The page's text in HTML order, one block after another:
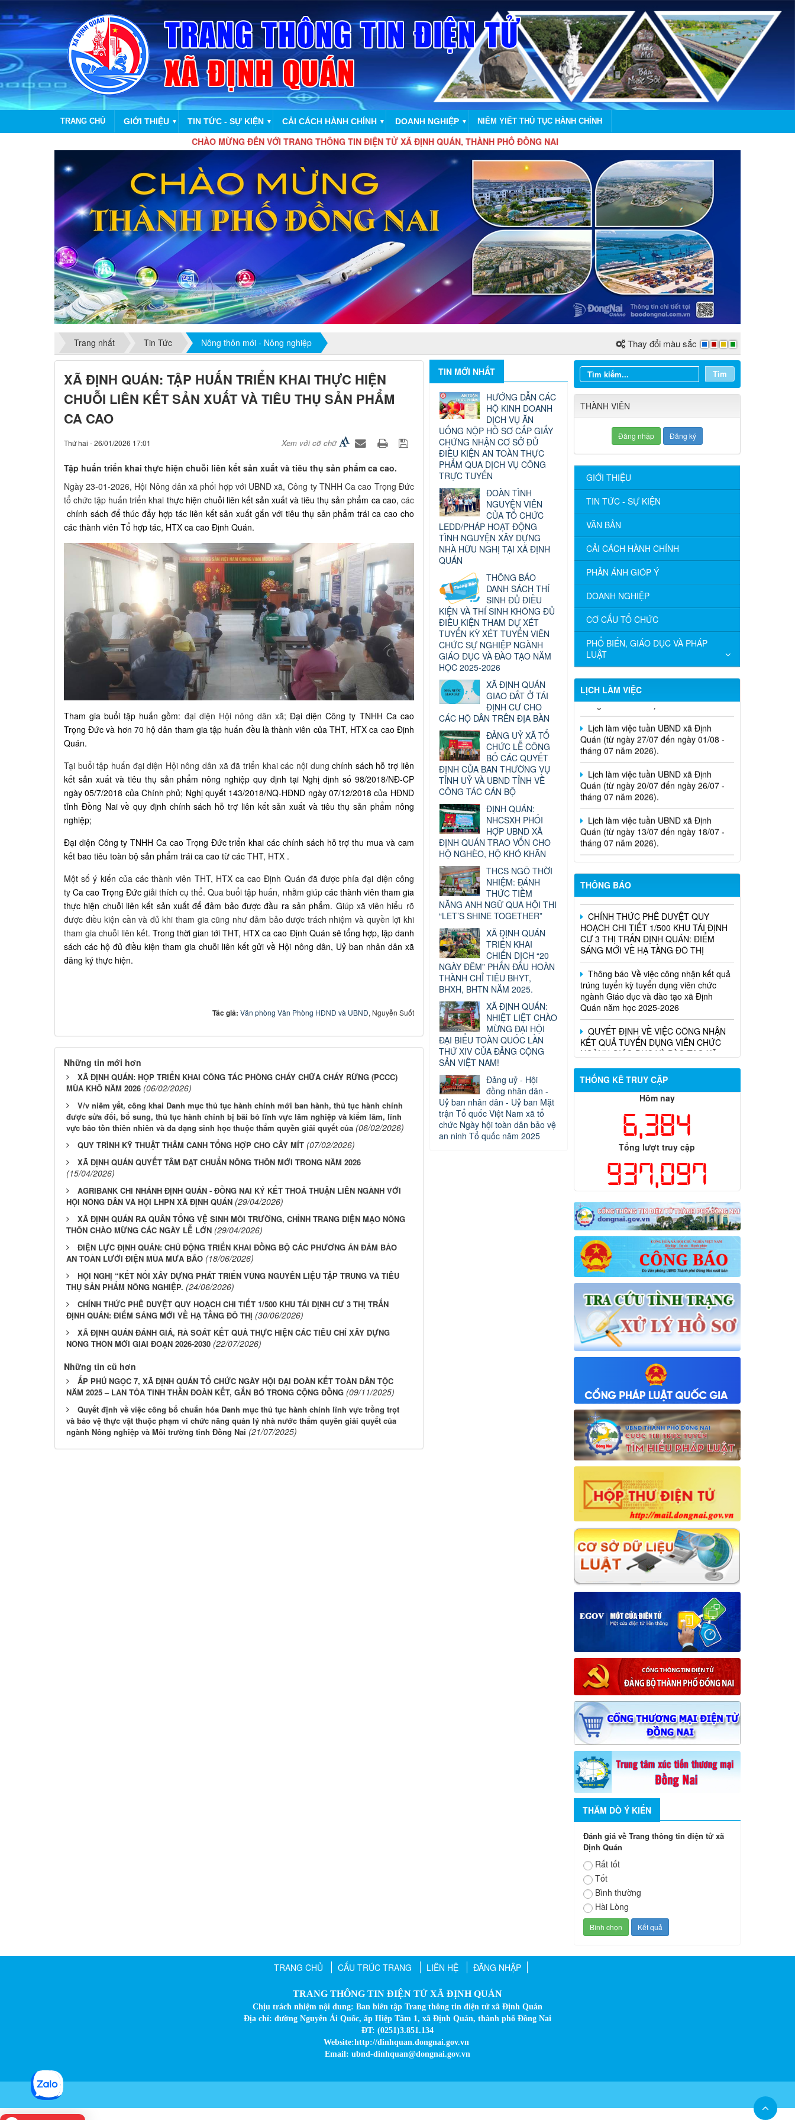
TRANG CHỦ GIỚI THIỆU ▼ TIN TỨC - SỰ KIỆN ▼ CẢI CÁCH HÀNH CHÍNH ▼ DOANH NGHIỆP ▼ NIÊM YIẾT THỦ TỤC HÀNH CHÍNH
CHÀO MỪNG ĐẾN VỚI TRANG THÔNG TIN ĐIỆN TỬ XÃ ĐỊNH QUÁN, THÀNH PHỐ ĐỒNG NAI
Trang nhất Tin Tức Nông thôn mới - Nông nghiệp Thay đổi màu sắc
XÃ ĐỊNH QUÁN: TẬP HUẤN TRIỂN KHAI THỰC HIỆN
CHUỖI LIÊN KẾT SẢN XUẤT VÀ TIÊU THỤ SẢN PHẨM
CA CAO
Thứ hai - 26/01/2026 17:01 Xem với cỡ chữ
Tập huấn triển khai thực hiện chuỗi liên kết sản xuất và tiêu thụ sản phẩm ca cao.
Ngày 23-01-2026, Hội Nông dân xã phối hợp với UBND xã, Công ty TNHH Ca cao Trọng Đức
tổ chức tập huấn triển khai thực hiện chuỗi liên kết sản xuất và tiêu thụ sản phẩm ca cao, các
chính sách để thúc đẩy hợp tác liên kết sản xuất gắn với tiêu thụ sản phẩm trái ca cao cho
các thành viên Tổ hợp tác, HTX ca cao Định Quán.
Tham gia buổi tập huấn gồm: đại diện Hội nông dân xã;Đại diện Công ty TNHH Ca cao
Trọng Đức và hơn 70 hộ dân tham gia tập huấn đều là thành viên của THT, HTX ca cao Định
Quán.
Tại buổi tập huấn đại diện Hội nông dân xã đã triển khai các nội dungchính sách hỗ trợ liên
kết sản xuất và tiêu thụ sản phẩm nông nghiệp quy định tại Nghị định số 98/2018/NĐ-CP
ngày 05/7/2018 của Chính phủ; Nghị quyết 143/2018/NQ-HĐND ngày 07/12/2018 của HĐND
tỉnh Đồng Nai về quy định chính sách hỗ trợ liên kết sản xuất và tiêu thụ sản phẩm nông
nghiệp;
Đại diện Công ty TNHH Ca cao Trọng Đức triển khai các chính sách hỗ trợ thu mua và cam
kết bao tiêu toàn bộ sản phẩm trái ca cao từ các THT, HTX .
Một số ý kiến của các thành viên THT, HTX ca cao Định Quán đã được phía đại diện công
tyCa cao Trọng Đứcgiải thích cụ thể. Qua buổi tập huấn, nhằm giúp các thành viên tham gia
thực hiện chuỗi liên kết sản xuất để đảm bảo được đầu ra sản phẩm. Giúp xã viên hiểu rõ
được điều kiện cần và đủ khi tham gia cũng như đảm bảo được trách nhiệm và quyền lợi khi
tham gia chuỗi liên kết.Trong thời gian tới THT, HTX ca cao Định Quán sẽ tổng hợp, lập danh
sách các hộ đủ điều kiện tham gia chuỗi liên kết gửi về Hội nông dân, Uỷ ban nhân dân xã
đăng ký thực hiện.
Tác giả: Văn phòng Văn Phòng HĐND và UBND, Nguyễn Suốt
Những tin mới hơn
XÃ ĐỊNH QUÁN: HỌP TRIỂN KHAI CÔNG TÁC PHÒNG CHÁY CHỮA CHÁY RỪNG (PCCC)
MÙA KHÔ NĂM 2026 (06/02/2026)
V/v niêm yết, công khai Danh mục thủ tục hành chính mới ban hành, thủ tục hành chính
được sửa đổi, bổ sung, thủ tục hành chính bị bãi bỏ lĩnh vực lâm nghiệp và kiểm lâm, lĩnh
vực bảo tồn thiên nhiên và đa dạng sinh học thuộc thẩm quyền giải quyết của (06/02/2026)
QUY TRÌNH KỸ THUẬT THÂM CANH TỔNG HỢP CHO CÂY MÍT (07/02/2026)
XÃ ĐỊNH QUÁN QUYẾT TÂM ĐẠT CHUẨN NÔNG THÔN MỚI TRONG NĂM 2026
(15/04/2026)
AGRIBANK CHI NHÁNH ĐỊNH QUÁN - ĐỒNG NAI KÝ KẾT THOẢ THUẬN LIÊN NGÀNH VỚI
HỘI NÔNG DÂN VÀ HỘI LHPN XÃ ĐỊNH QUÁN (29/04/2026)
XÃ ĐỊNH QUÁN RA QUÂN TỔNG VỆ SINH MÔI TRƯỜNG, CHỈNH TRANG DIỆN MẠO NÔNG
THÔN CHÀO MỪNG CÁC NGÀY LỄ LỚN (29/04/2026)
ĐIỆN LỰC ĐỊNH QUÁN: CHỦ ĐỘNG TRIỂN KHAI ĐỒNG BỘ CÁC PHƯƠNG ÁN ĐẢM BẢO
AN TOÀN LƯỚI ĐIỆN MÙA MƯA BÃO (18/06/2026)
HỘI NGHỊ “KẾT NỐI XÂY DỰNG PHÁT TRIỂN VÙNG NGUYÊN LIỆU TẬP TRUNG VÀ TIÊU
THỤ SẢN PHẨM NÔNG NGHIỆP. (24/06/2026)
CHÍNH THỨC PHÊ DUYỆT QUY HOẠCH CHI TIẾT 1/500 KHU TÁI ĐỊNH CƯ 3 THỊ TRẤN
ĐỊNH QUÁN: ĐIỂM SÁNG MỚI VỀ HẠ TẦNG ĐÔ THỊ (30/06/2026)
XÃ ĐỊNH QUÁN ĐÁNH GIÁ, RÀ SOÁT KẾT QUẢ THỰC HIỆN CÁC TIÊU CHÍ XÂY DỰNG
NÔNG THÔN MỚI GIAI ĐOẠN 2026-2030 (22/07/2026)
Những tin cũ hơn
ẤP PHÚ NGỌC 7, XÃ ĐỊNH QUÁN TỔ CHỨC NGÀY HỘI ĐẠI ĐOÀN KẾT TOÀN DÂN TỘC
NĂM 2025 – LAN TỎA TINH THẦN ĐOÀN KẾT, GẮN BÓ TRONG CỘNG ĐỒNG (09/11/2025)
Quyết định về việc công bố chuẩn hóa Danh mục thủ tục hành chính lĩnh vực trồng trọt
và bảo vệ thực vật thuộc phạm vi chức năng quản lý nhà nước thẩm quyền giải quyết của
ngành Nông nghiệp và Môi trường tỉnh Đồng Nai (21/07/2025)
Tìm
THÀNH VIÊN
Đăng nhập Đăng ký
GIỚI THIỆU
TIN TỨC - SỰ KIỆN
VĂN BẢN
CẢI CÁCH HÀNH CHÍNH
PHẢN ÁNH GIÓP Ý
DOANH NGHIỆP
CƠ CẤU TỔ CHỨC
PHỔ BIẾN, GIÁO DỤC VÀ PHÁP
LUẬT
LỊCH LÀM VIỆC
Lịch làm việc tuần UBND xã Định
Quán (từ ngày 03/08 đến ngày 08/08 -
tháng 08 năm 2026).
Lịch làm việc tuần UBND xã Định
Quán (từ ngày 27/07 đến ngày 01/08 -
tháng 07 năm 2026).
Lịch làm việc tuần UBND xã Định
Quán (từ ngày 20/07 đến ngày 26/07 -
tháng 07 năm 2026).
Lịch làm việc tuần UBND xã Định
Quán (từ ngày 13/07 đến ngày 18/07 -
tháng 07 năm 2026).
THÔNG BÁO
Nghị Quyết Về việc sắp xếp, điều
chỉnh, đổi tên các ấp trên địa bàn xã
Định Quán
CHÍNH THỨC PHÊ DUYỆT QUY
HOẠCH CHI TIẾT 1/500 KHU TÁI ĐỊNH
CƯ 3 THỊ TRẤN ĐỊNH QUÁN: ĐIỂM
SÁNG MỚI VỀ HẠ TẦNG ĐÔ THỊ
Thông báo Về việc công nhận kết quả
trúng tuyển kỳ tuyển dụng viên chức
ngành Giáo dục và đào tạo xã Định
Quán năm học 2025-2026
QUYẾT ĐỊNH VỀ VIỆC CÔNG NHẬN
KẾT QUẢ TUYỂN DỤNG VIÊN CHỨC
NGÀNH GIÁO DỤC VÀ ĐÀO TẠO XÃ
ĐỊNH QUÁN NĂM HỌC 2025-2026
THỐNG KÊ TRUY CẬP
Hôm nay
6,384
Tổng lượt truy cập
937,097
THĂM DÒ Ý KIẾN
Đánh giá về Trang thông tin điện tử xã
Định Quán
Rất tốt
Tốt
Bình thường
Hài Lòng
TIN MỚI NHẤT
HƯỚNG DẪN CÁC
HỘ KINH DOANH
DỊCH VỤ ĂN
UỐNG NỘP HỒ SƠ CẤP GIẤY
CHỨNG NHẬN CƠ SỞ ĐỦ
ĐIỀU KIỆN AN TOÀN THỰC
PHẨM QUA DỊCH VỤ CÔNG
TRỰC TUYẾN
ĐOÀN TÌNH
NGUYỆN VIÊN
CỦA TỔ CHỨC
LEDD/PHÁP HOẠT ĐỘNG
TÌNH NGUYỆN XÂY DỰNG
NHÀ HỮU NGHỊ TẠI XÃ ĐỊNH
QUÁN
THÔNG BÁO
DANH SÁCH THÍ
SINH ĐỦ ĐIỀU
KIỆN VÀ THÍ SINH KHÔNG ĐỦ
ĐIỀU KIỆN THAM DỰ XÉT
TUYỂN KỲ XÉT TUYỂN VIÊN
CHỨC SỰ NGHIỆP NGÀNH
GIÁO DỤC VÀ ĐÀO TẠO NĂM
HỌC 2025-2026
XÃ ĐỊNH QUÁN
GIAO ĐẤT Ở TÁI
ĐỊNH CƯ CHO
CÁC HỘ DÂN TRÊN ĐỊA BÀN
ĐẢNG UỶ XÃ TỔ
CHỨC LỄ CÔNG
BỐ CÁC QUYẾT
ĐỊNH CỦA BAN THƯỜNG VỤ
TỈNH UỶ VÀ UBND TỈNH VỀ
CÔNG TÁC CÁN BỘ
ĐỊNH QUÁN:
NHCSXH PHỐI
HỢP UBND XÃ
ĐỊNH QUÁN TRAO VỐN CHO
HỘ NGHÈO, HỘ KHÓ KHĂN
THCS NGÔ THỜI
NHIỆM: ĐÁNH
THỨC TIỀM
NĂNG ANH NGỮ QUA HỘI THI
“LET’S SHINE TOGETHER”
XÃ ĐỊNH QUÁN
TRIỂN KHAI
CHIẾN DỊCH “20
NGÀY ĐÊM” PHẤN ĐẤU HOÀN
THÀNH CHỈ TIÊU BHYT,
BHXH, BHTN NĂM 2025.
XÃ ĐỊNH QUÁN:
NHIỆT LIỆT CHÀO
MỪNG ĐẠI HỘI
ĐẠI BIỂU TOÀN QUỐC LẦN
THỨ XIV CỦA ĐẢNG CỘNG
SẢN VIỆT NAM!
Đảng uỷ - Hội
đồng nhân dân -
Uỷ ban nhân dân - Uỷ ban Mặt
trận Tổ quốc Việt Nam xã tổ
chức Ngày hội toàn dân bảo vệ
an ninh Tổ quốc năm 2025
TRANG CHỦ CẤU TRÚC TRANG LIÊN HỆ ĐĂNG NHẬP
TRANG THÔNG TIN ĐIỆN TỬ XÃ ĐỊNH QUÁN
Chịu trách nhiệm nội dung: Ban biên tập Trang thông tin điện tử xã Định Quán
Địa chỉ: đường Nguyễn Ái Quốc, ấp Hiệp Tâm 1, xã Định Quán, thành phố Đồng Nai
ĐT: (0251)3.851.134
Website:http://dinhquan.dongnai.gov.vn
Email: ubnd-dinhquan@dongnai.gov.vn​